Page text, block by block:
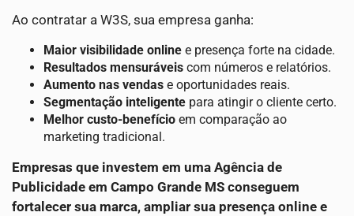
Ao contratar a W3S, sua empresa ganha:
Maior visibilidade online e presença forte na cidade.
Resultados mensuráveis com números e relatórios.
Aumento nas vendas e oportunidades reais.
Segmentação inteligente para atingir o cliente certo.
Melhor custo-benefício em comparação ao
marketing tradicional.
Empresas que investem em uma Agência de
Publicidade em Campo Grande MS conseguem
fortalecer sua marca, ampliar sua presença online e